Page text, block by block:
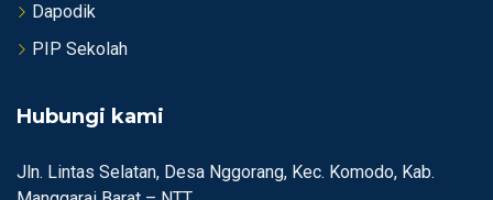
Dapodik
PIP Sekolah
Hubungi kami
Jln. Lintas Selatan, Desa Nggorang, Kec. Komodo, Kab.